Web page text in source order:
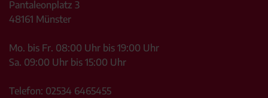
Pantaleonplatz 3
48161 Münster
Mo. bis Fr. 08:00 Uhr bis 19:00 Uhr
Sa. 09:00 Uhr bis 15:00 Uhr
Telefon: 02534 6465455